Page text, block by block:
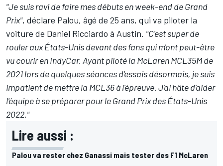
"Je suis ravi de faire mes débuts en week-end de Grand
Prix", déclare Palou, âgé de 25 ans, qui va piloter la
voiture de Daniel Ricciardo à Austin. "C'est super de
rouler aux États-Unis devant des fans qui m'ont peut-être
vu courir en IndyCar. Ayant piloté la McLaren MCL35M de
2021 lors de quelques séances d'essais désormais, je suis
impatient de mettre la MCL36 à l'épreuve. J'ai hâte d'aider
l'équipe à se préparer pour le Grand Prix des États-Unis
2022."
Lire aussi :
Palou va rester chez Ganassi mais tester des F1 McLaren